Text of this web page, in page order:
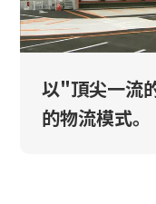
以"頂尖一流
的物流模式。